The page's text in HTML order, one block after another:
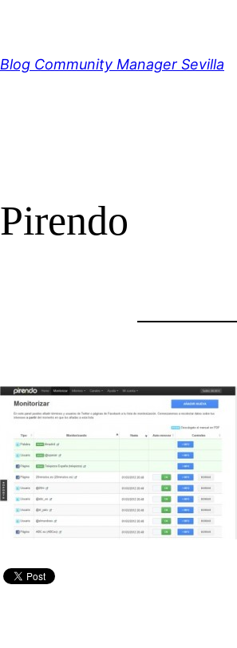
contenido
Blog Community Manager Sevilla
Pirendo